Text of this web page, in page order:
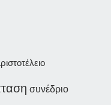
συνέδριο